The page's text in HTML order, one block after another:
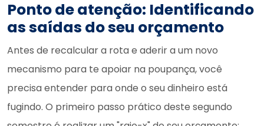
Ponto de atenção: Identificando
as saídas do seu orçamento
Antes de recalcular a rota e aderir a um novo
mecanismo para te apoiar na poupança, você
precisa entender para onde o seu dinheiro está
fugindo. O primeiro passo prático deste segundo